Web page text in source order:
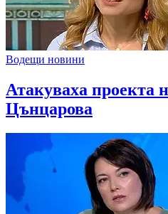
Водещи новини
Атакуваха проекта
Цънцарова